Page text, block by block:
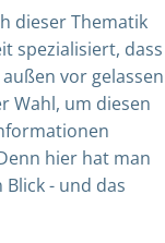
dieser Thematik
spezialisiert, dass
vor gelassen
Wahl, um diesen
hier hat man
- und das